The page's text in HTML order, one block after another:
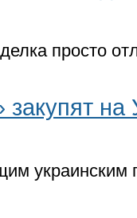
просто
на
украинским